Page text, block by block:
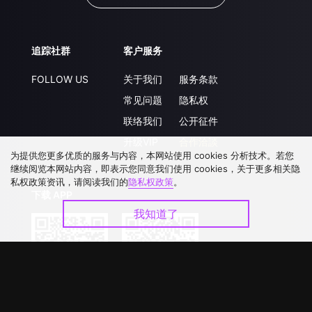
追踪社群
FOLLOW US
客户服务
关于我们
常见问题
联络我们
服务条款
隐私权
公开征件
为提供您更多优质的服务与内容，本网站使用 cookies 分析技术。若您
继续阅览本网站内容，即表示您同意我们使用 cookies，关于更多相关隐
私权政策资讯，请阅读我们的隐私权政策。
我知道了